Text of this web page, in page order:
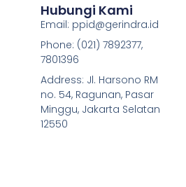
Hubungi Kami
Email: ppid@gerindra.id
Phone: (021) 7892377,
7801396
Address: Jl. Harsono RM
no. 54, Ragunan, Pasar
Minggu, Jakarta Selatan
12550